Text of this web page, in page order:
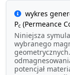
wykres
Pc (Permeance
Niniejsza
wybranego
potencjał